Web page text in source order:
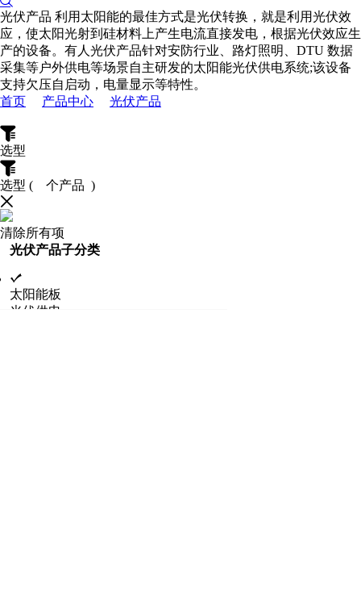
光伏产品 利用太阳能的最佳方式是光伏转换，就是利用光伏效
应，使太阳光射到硅材料上产生电流直接发电，根据光伏效应生
产的设备。有人光伏产品针对安防行业、路灯照明、DTU 数据
采集等户外供电等场景自主研发的太阳能光伏供电系统;该设备
支持欠压自启动，电量显示等特性。
首页
产品中心 光伏产品
选型
选型 ( 个产品 )
清除所有项
光伏产品子分类
太阳能板
光伏供电